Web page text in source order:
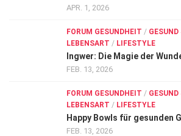
APR. 1, 2026
FORUM GESUNDHEIT /
LEBENSART / LIFESTYLE
Ingwer: Die Magie der
FEB. 13, 2026
FORUM GESUNDHEIT /
LEBENSART / LIFESTYLE
Happy Bowls für gesunden
FEB. 13, 2026